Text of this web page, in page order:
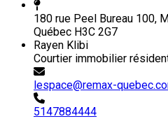
180 rue Peel Bureau 100,
Québec H3C 2G7
Rayen Klibi
Courtier immobilier
lespace@remax-
5147884444